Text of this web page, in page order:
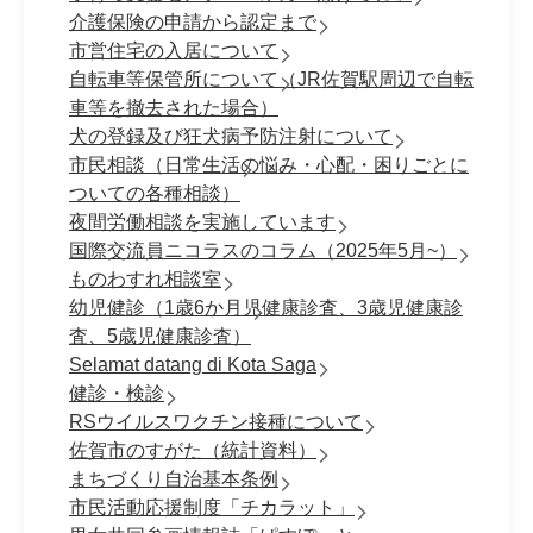
介護保険の申請から認定まで
市営住宅の入居について
自転車等保管所について（JR佐賀駅周辺で自転
車等を撤去された場合）
犬の登録及び狂犬病予防注射について
市民相談（日常生活の悩み・心配・困りごとに
ついての各種相談）
夜間労働相談を実施しています
国際交流員ニコラスのコラム（2025年5月~）
ものわすれ相談室
幼児健診（1歳6か月児健康診査、3歳児健康診
査、5歳児健康診査）
Selamat datang di Kota Saga
健診・検診
RSウイルスワクチン接種について
佐賀市のすがた（統計資料）
まちづくり自治基本条例
市民活動応援制度「チカラット」